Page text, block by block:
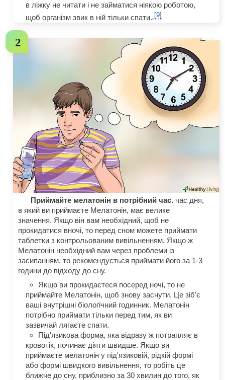
в ліжку не читати і не займатися ніякою роботою,
щоб організм звик в ній тільки спати. [9]
Приймайте мелатонін в потрібний час. час дня,
в який ви приймаєте Мелатонін, має велике
значення. Якщо він вам необхідний, щоб не
прокидатися вночі, то перед сном можете приймати
таблетки з контрольованим вивільненням. Якщо ж
Мелатонін необхідний вам через проблеми із
засипанням, то рекомендується приймати його за 1-3
години до відходу до сну.
Якщо ви прокидаєтеся посеред ночі, то не
приймайте Мелатонін, щоб знову заснути. Це зіб'є
ваші внутрішні біологічний годинник. Мелатонін
потрібно приймати тільки перед тим, як ви
зазвичай лягаєте спати.
Під'язикова форма, яка відразу ж потрапляє в
кровотік, починає діяти швидше. Якщо ви
приймаєте мелатонін у під'язиковій, рідкій формі
або формі швидкого вивільнення, то робіть це
ближче до сну, приблизно за 30 хвилин до того, як